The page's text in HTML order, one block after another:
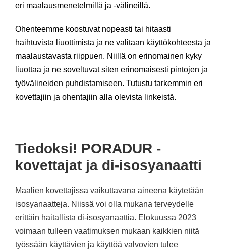
eri maalausmenetelmillä ja -välineillä.
Ohenteemme koostuvat nopeasti tai hitaasti
haihtuvista liuottimista ja ne valitaan käyttökohteesta ja
maalaustavasta riippuen. Niillä on erinomainen kyky
liuottaa ja ne soveltuvat siten erinomaisesti pintojen ja
työvälineiden puhdistamiseen. Tutustu tarkemmin eri
kovettajiin ja ohentajiin alla olevista linkeistä.
Tiedoksi! PORADUR -
kovettajat ja di-isosyanaatti
Maalien kovettajissa vaikuttavana aineena käytetään
isosyanaatteja. Niissä voi olla mukana terveydelle
erittäin haitallista di-isosyanaattia. Elokuussa 2023
voimaan tulleen vaatimuksen mukaan kaikkien niitä
työssään käyttävien ja käyttöä valvovien tulee